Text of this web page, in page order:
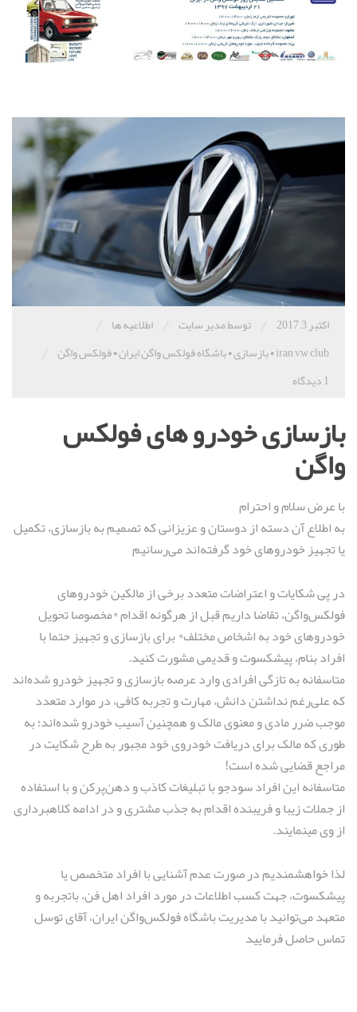
اکتبر 3, 2017 توسط مدیر سایت اطلاعیه ها
iran vw club
•بازسازی•باشگاه فولکس واگن ایران•فولکس واگن
1 دیدگاه
بازسازی خودرو های فولکس
واگن
با عرض سلام و احترام
به اطلاع آن دسته از دوستان و عزيزانی كه تصمیم به بازسازی، تکمیل
یا تجهيز خودروهای خود گرفته‌اند می‌رسانیم
در پی شكايات و اعتراضات متعدد برخی از مالكين خودروهای
فولكس‌واگن، تقاضا داریم قبل از هرگونه اقدام *مخصوصا تحويل
خودروهای خود به اشخاص مختلف* برای بازسازی و تجهیز حتما با
افراد بنام، پيشكسوت و قديمی مشورت كنید.
متاسفانه به تازگی افرادی وارد عرصه بازسازی و تجهيز خودرو شده‌اند
كه علی‌رغم نداشتن دانش، مهارت و تجربه کافی، در موارد متعدد
موجب ضرر مادی و معنوی مالک و همچنین آسیب خودرو شده‌اند؛ به
طوری که مالک برای دریافت خودروی خود مجبور به طرح شکایت در
مراجع قضایی شده است!
متاسفانه اين افراد سودجو با تبليغات كاذب و دهن‌پر‌کن و با استفاده
از جملات زيبا و فريبنده اقدام به جذب مشتری و در ادامه كلاهبرداری
از وی مينمايند.
لذا خواهشمندیم در صورت عدم آشنايی با افراد متخصص يا
پيشكسوت، جهت كسب اطلاعات در مورد افراد اهل فن، باتجربه و
متعهد می‌توانيد با مديريت باشگاه فولكس‌واگن ايران، آقای توسل
تماس حاصل فرماييد